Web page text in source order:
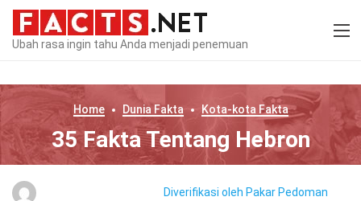
Ubah rasa ingin tahu Anda menjadi penemuan
Home Dunia Fakta Kota-kota Fakta
35 Fakta Tentang Hebron
Diverifikasi oleh Pakar Pedoman